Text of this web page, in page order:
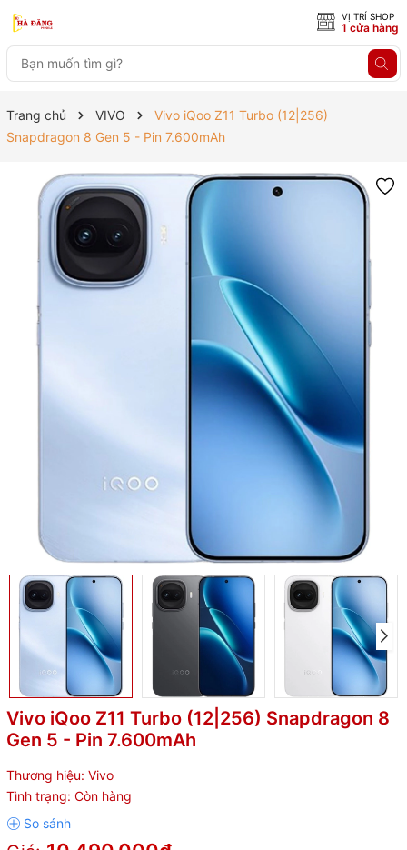
VỊ TRÍ SHOP
1 cửa hàng
Trang chủ VIVO
Vivo iQoo Z11 Turbo (12|256)
Snapdragon 8 Gen 5 - Pin 7.600mAh
Vivo iQoo Z11 Turbo (12|256) Snapdragon 8
Gen 5 - Pin 7.600mAh
Thương hiệu: Vivo
Tình trạng: Còn hàng